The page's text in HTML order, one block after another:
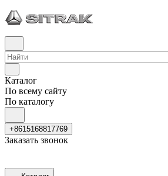
Каталог
По всему сайту
По каталогу
+8615168817769
Заказать звонок